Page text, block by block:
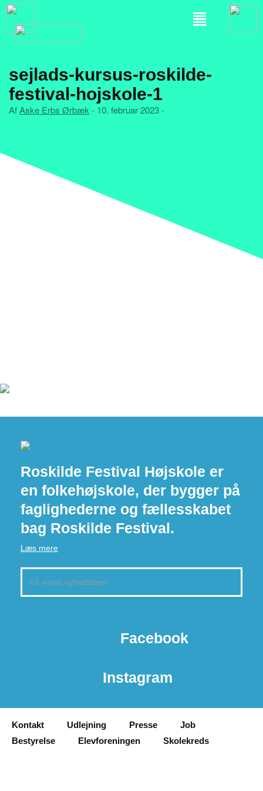
sejlads-kursus-roskilde-
festival-hojskole-1
AfAske Erbs Ørbæk - 10. februar 2023 -
Roskilde Festival Højskole er
en folkehøjskole, der bygger på
faglighederne og fællesskabet
bag Roskilde Festival.
Læs mere
Facebook
Instagram
Kontakt Udlejning Presse
Job
Bestyrelse
Elevforeningen Skolekreds